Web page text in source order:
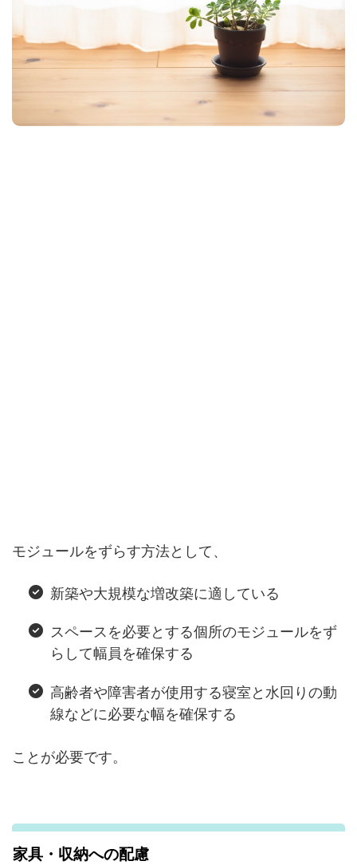
モジュールをずらす方法として、
新築や大規模な増改築に適している
スペースを必要とする個所のモジュールをず
らして幅員を確保する
高齢者や障害者が使用する寝室と水回りの動
線などに必要な幅を確保する
ことが必要です。
家具・収納への配慮